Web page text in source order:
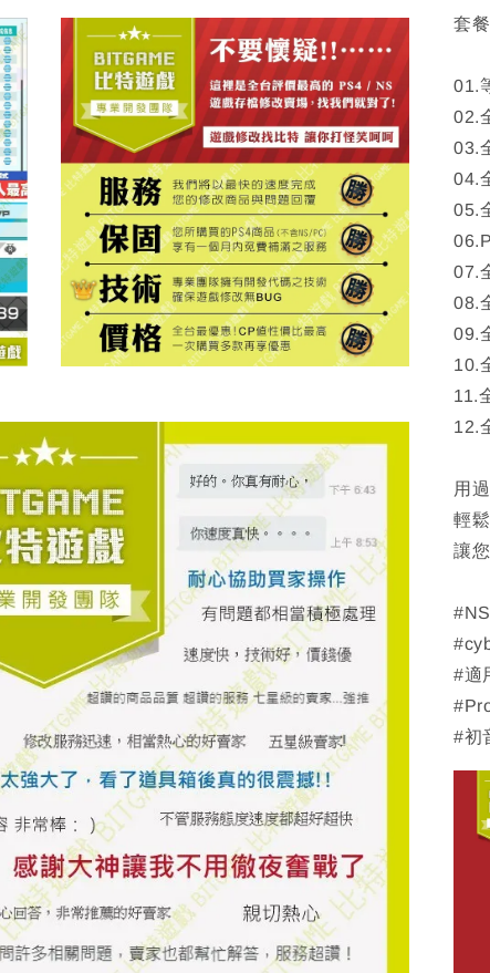
套
01.
02.
03.
04.
05.
07.
08.
09.
10.
11.
12.
用
輕
讓
#適
#初